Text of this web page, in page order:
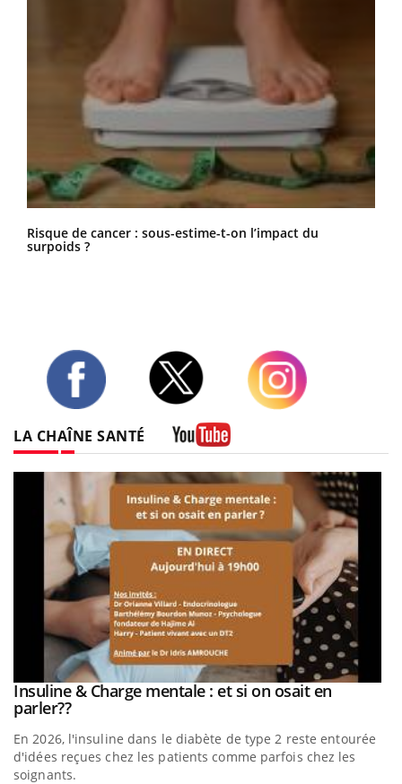
Risque de cancer : sous-estime-t-on l’impact du
surpoids ?
LA CHAÎNE SANTÉ
Youtube
Insuline & Charge mentale : et si on osait en
parler??Youtube
En 2026, l'insuline dans le diabète de type 2 reste entourée
d'idées reçues chez les patients comme parfois chez les
soignants.